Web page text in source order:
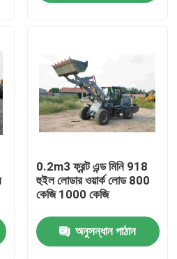
0.2m3 ফ্রন্ট এন্ড মিনি 918
হুইল লোডার ওয়ার্ক লোড 800
কেজি 1000 কেজি
অনুসন্ধান পাঠান